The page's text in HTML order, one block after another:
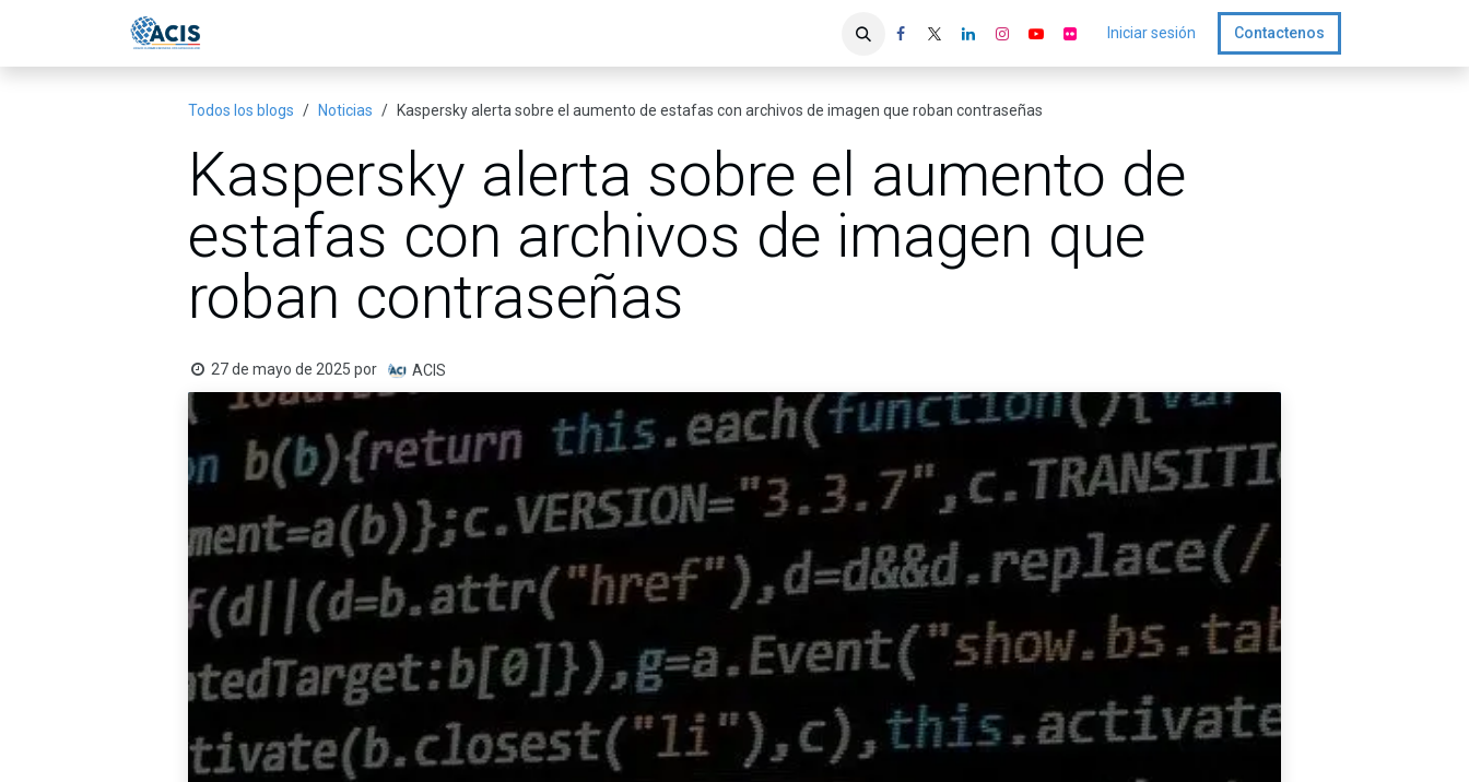
Iniciar sesión Contactenos
Todos los blogs Noticias Kaspersky alerta sobre el aumento de estafas con archivos de imagen que roban contraseñas
Kaspersky alerta sobre el aumento de
estafas con archivos de imagen que
roban contraseñas
27 de mayo de 2025 por ACIS